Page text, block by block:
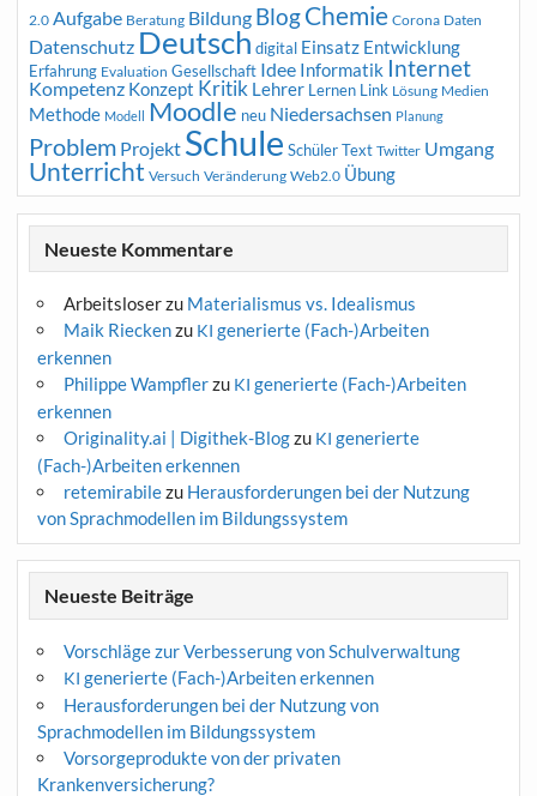
2.0 Aufgabe Beratung Bildung BlogChemie Corona Daten
Datenschutz Deutsch digital Einsatz Entwicklung
Erfahrung Evaluation Gesellschaft Idee Informatik Internet
Kompetenz Konzept Kritik Lehrer Lernen Link Lösung Medien
Methode Modell Moodle neu Niedersachsen Planung
Problem Projekt Schule Schüler Text Twitter Umgang
Unterricht Versuch Veränderung Web2.0 Übung
Neueste Kommentare
Arbeitsloserzu Materialismus vs. Idealismus
Maik Rieckenzu KI generierte (Fach-)Arbeiten
erkennen
Philippe Wampflerzu KI generierte (Fach-)Arbeiten
erkennen
Originality.ai | Digithek-Blogzu KI generierte
(Fach-)Arbeiten erkennen
retemirabilezu Herausforderungen bei der Nutzung
von Sprachmodellen im Bildungssystem
Neueste Beiträge
Vorschläge zur Verbesserung von Schulverwaltung
KI generierte (Fach-)Arbeiten erkennen
Herausforderungen bei der Nutzung von
Sprachmodellen im Bildungssystem
Vorsorgeprodukte von der privaten
Krankenversicherung?